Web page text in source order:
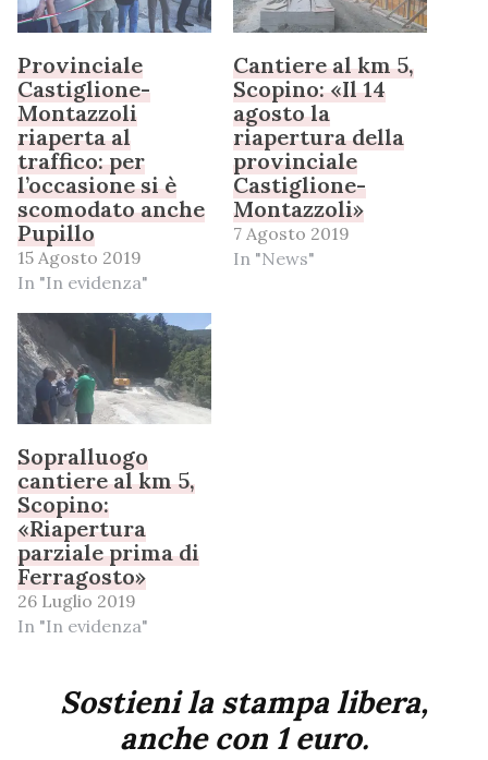
Provinciale
Castiglione-
Montazzoli
riaperta al
traffico: per
l’occasione si è
scomodato anche
Pupillo
15 Agosto 2019
In "In evidenza"
Cantiere al km 5,
Scopino: «Il 14
agosto la
riapertura della
provinciale
Castiglione-
Montazzoli»
7 Agosto 2019
In "News"
Sopralluogo
cantiere al km 5,
Scopino:
«Riapertura
parziale prima di
Ferragosto»
26 Luglio 2019
In "In evidenza"
Sostieni la stampa libera,
anche con 1 euro.